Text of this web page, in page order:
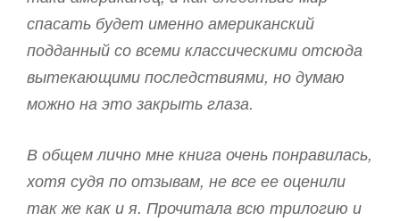
спасать будет именно американский
подданный со всеми классическими отсюда
вытекающими последствиями, но думаю
можно на это закрыть глаза.
В общем лично мне книга очень понравилась,
хотя судя по отзывам, не все ее оценили
так же как и я. Прочитала всю трилогию и